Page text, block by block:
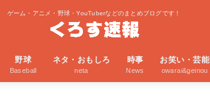
ゲーム・アニメ・野球・YouTuberなどのまとめブログです！
野球
Baseball
ネタ・おもしろ
neta
時事
News
お笑い・芸能
owarai&geinou